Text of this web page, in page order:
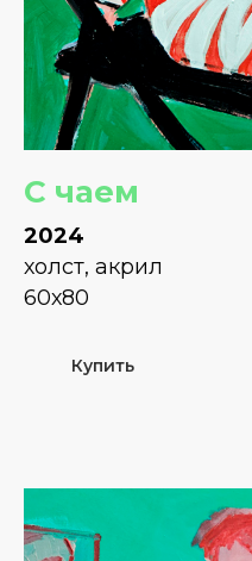
С чаем
2024
холст, акрил
60х80
Купить